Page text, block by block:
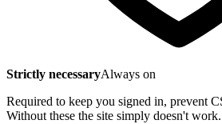
Strictly necessaryAlways on
Required to keep you signed in, prevent
Without these the site simply doesn't work.